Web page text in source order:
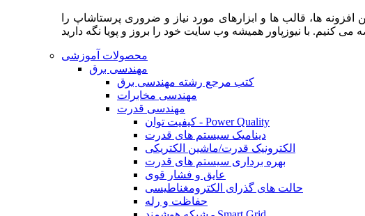
ها، قالب ها و ابزارهای مورد نیاز و ضروری پرستاشاپ را
محصولات آموزشی
مهندسی برق
کتب مرجع رشته مهندسی برق
مهندسی مخابرات
مهندسی قدرت
کیفیت توان - Power Quality
دینامیک سیستم های قدرت
الکترونیک قدرت/ماشین الکتریکی
بهره برداری سیستم های قدرت
عایق و فشار قوی
حالت های گذرای الکترومغناطیسی
حفاظت و رله